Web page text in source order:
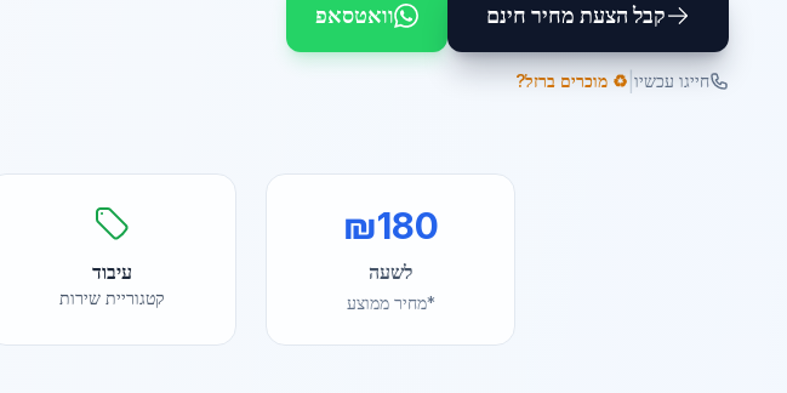
קבל הצעת מחיר חינם וואטסאפ
חייגו עכשיו ♻️ מוכרים ברזל?
₪180
לשעה
*מחיר ממוצע
עיבוד
קטגוריית שירות